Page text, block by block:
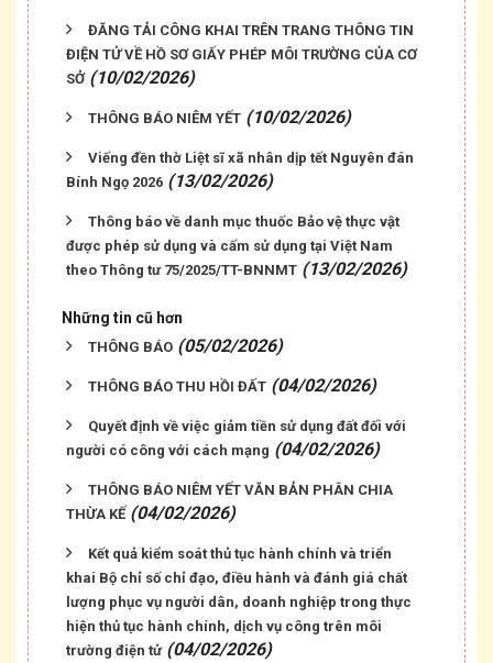
ĐĂNG TẢI CÔNG KHAI TRÊN TRANG THÔNG TIN
ĐIỆN TỬ VỀ HỒ SƠ GIẤY PHÉP MÔI TRƯỜNG CỦA CƠ
SỞ (10/02/2026)
THÔNG BÁO NIÊM YẾT (10/02/2026)
Viếng đền thờ Liệt sĩ xã nhân dịp tết Nguyên đán
Bính Ngọ 2026 (13/02/2026)
Thông báo về danh mục thuốc Bảo vệ thực vật
được phép sử dụng và cấm sử dụng tại Việt Nam
theo Thông tư 75/2025/TT-BNNMT (13/02/2026)
Những tin cũ hơn
THÔNG BÁO (05/02/2026)
THÔNG BÁO THU HỒI ĐẤT (04/02/2026)
Quyết định về việc giảm tiền sử dụng đất đối với
người có công với cách mạng (04/02/2026)
THÔNG BÁO NIÊM YẾT VĂN BẢN PHÂN CHIA
THỪA KẾ (04/02/2026)
Kết quả kiểm soát thủ tục hành chính và triển
khai Bộ chỉ số chỉ đạo, điều hành và đánh giá chất
lượng phục vụ người dân, doanh nghiệp trong thực
hiện thủ tục hành chính, dịch vụ công trên môi
trường điện tử (04/02/2026)